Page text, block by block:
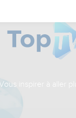
inspirer à aller